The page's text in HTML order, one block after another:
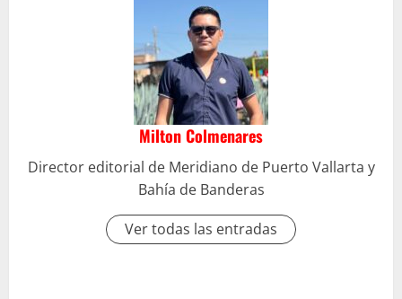
Milton Colmenares
Director editorial de Meridiano de Puerto Vallarta y
Bahía de Banderas
Ver todas las entradas